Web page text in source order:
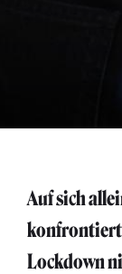
Auf sich
Lockdown